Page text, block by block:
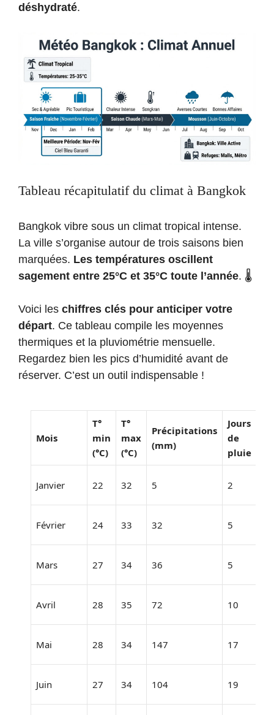
déshydraté.
Tableau récapitulatif du climat à Bangkok
Bangkok vibre sous un climat tropical intense.
La ville s’organise autour de trois saisons bien
marquées. Les températures oscillent
sagement entre 25°C et 35°C toute l’année. 🌡️
Voici les chiffres clés pour anticiper votre
départ. Ce tableau compile les moyennes
thermiques et la pluviométrie mensuelle.
Regardez bien les pics d’humidité avant de
réserver. C’est un outil indispensable !
Mois
T°
min
(°C)
T°
max
(°C)
Précipitations
(mm)
Jours
de
pluie
Janvier 22 32 5 2
Février 24 33 32 5
Mars 27 34 36 5
Avril 28 35 72 10
Mai 28 34 147 17
Juin 27 34 104 19